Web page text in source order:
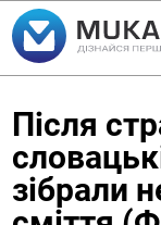
Після
зібрали